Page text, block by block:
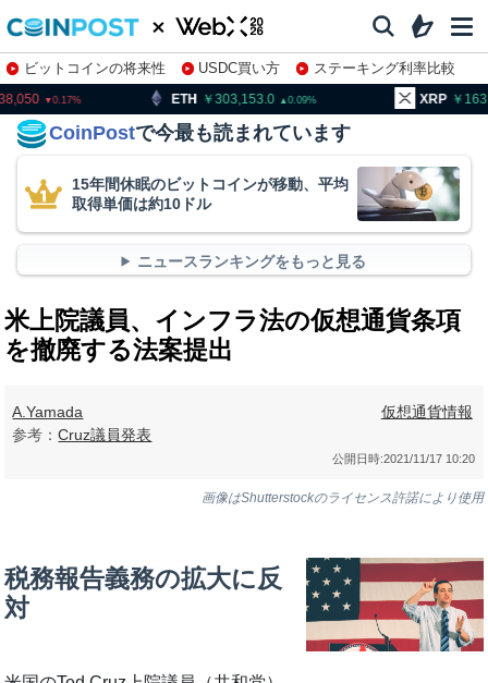
ビットコインの将来性 USDC買い方
ステーキング利率比較
株特集・関連銘柄
303,153.0 XRP 163.44
CoinPostで今最も読まれています
15年間休眠のビットコインが移動、平均
取得単価は約10ドル
ニュースランキングをもっと見る
米上院議員、インフラ法の仮想通貨条項
を撤廃する法案提出
A.Yamada
参考：Cruz議員発表
仮想通貨情報
公開日時:2021/11/17 10:20
画像はShutterstockのライセンス許諾により使用
税務報告義務の拡大に反
対